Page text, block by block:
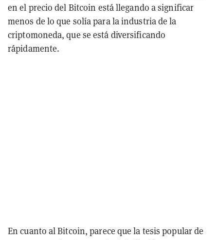
en el precio del Bitcoin está llegando a significar
menos de lo que solía para la industria de la
criptomoneda, que se está diversificando
rápidamente.
En cuanto al Bitcoin, parece que la tesis popular de